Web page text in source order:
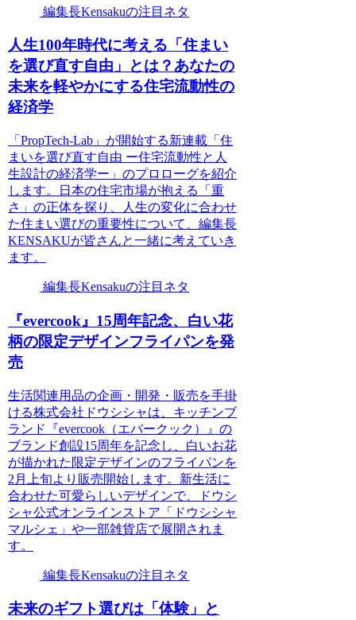
編集長Kensakuの注目ネタ
人生100年時代に考える「住まい
を選び直す自由」とは？あなたの
未来を軽やかにする住宅流動性の
経済学
「PropTech-Lab」が開始する新連載「住
まいを選び直す自由 ー住宅流動性と人
生設計の経済学ー」のプロローグを紹介
します。日本の住宅市場が抱える「重
さ」の正体を探り、人生の変化に合わせ
た住まい選びの重要性について、編集長
KENSAKUが皆さんと一緒に考えていき
ます。
編集長Kensakuの注目ネタ
『evercook』15周年記念、白い花
柄の限定デザインフライパンを発
売
生活関連用品の企画・開発・販売を手掛
ける株式会社ドウシシャは、キッチンブ
ランド『evercook（エバークック）』の
ブランド創設15周年を記念し、白いお花
が描かれた限定デザインのフライパンを
2月上旬より販売開始します。新生活に
合わせた可愛らしいデザインで、ドウシ
シャ公式オンラインストア「ドウシシャ
マルシェ」や一部雑貨店で展開されま
す。
編集長Kensakuの注目ネタ
未来のギフト選びは「体験」と